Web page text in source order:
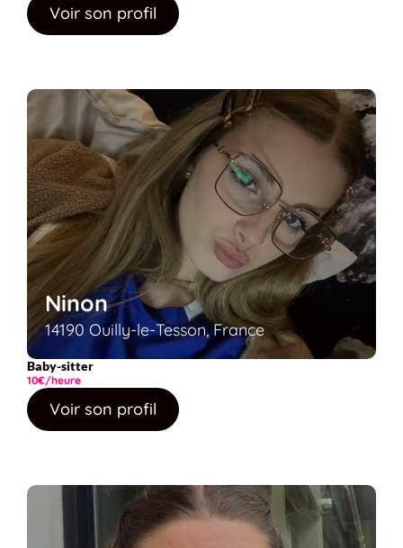
Voir son profil
Ninon
14190 Ouilly-le-Tesson, France
Baby-sitter
10€/heure
Voir son profil